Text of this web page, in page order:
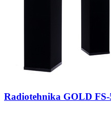
Radiotehnika GOLD FS-